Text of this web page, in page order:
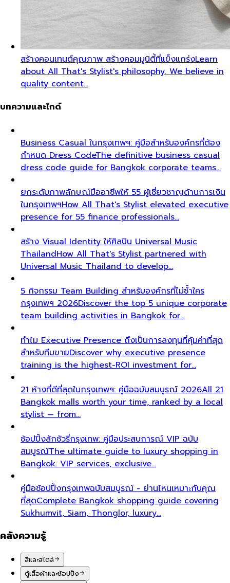
สร้างคอนเทนต์คุณภาพ สร้างคอมมูนิตี้ที่แข็งแกร่งLearn
about All That's Stylist's philosophy. We believe in
quality content…
บทความและไกด์
Business Casual ในกรุงเทพฯ: คู่มือสำหรับองค์กรที่ต้อง
กำหนด Dress CodeThe definitive business casual
dress code guide for Bangkok corporate teams…
ยกระดับภาพลักษณ์มืออาชีพให้ 55 ผู้เชี่ยวชาญด้านการเงิน
ในกรุงเทพฯHow All That's Stylist elevated executive
presence for 55 finance professionals…
สร้าง Visual Identity ให้ศิลปิน Universal Music
ThailandHow All That's Stylist partnered with
Universal Music Thailand to develop…
5 กิจกรรม Team Building สำหรับองค์กรที่ไม่ซ้ำใคร
กรุงเทพฯ 2026Discover the top 5 unique corporate
team building activities in Bangkok for…
ทำไม Executive Presence ถึงเป็นการลงทุนที่คุ้มค่าที่สุด
สำหรับทีมขายDiscover why executive presence
training is the highest-ROI investment for…
21 ห้างที่ดีที่สุดในกรุงเทพฯ: คู่มือฉบับสมบูรณ์ 2026All 21
Bangkok malls worth your time, ranked by a local
stylist — from…
ช้อปปิ้งลักชัวรี่กรุงเทพ: คู่มือประสบการณ์ VIP ฉบับ
สมบูรณ์The ultimate guide to luxury shopping in
Bangkok. VIP services, exclusive…
คู่มือช้อปปิ้งกรุงเทพฉบับสมบูรณ์ - ย่านไหนเหมาะกับคุณ
ที่สุดComplete Bangkok shopping guide covering
Sukhumvit, Siam, Thonglor, luxury…
คลังความรู้
สีและสไตล์
ตู้เสื้อผ้าและช้อปปิ้ง